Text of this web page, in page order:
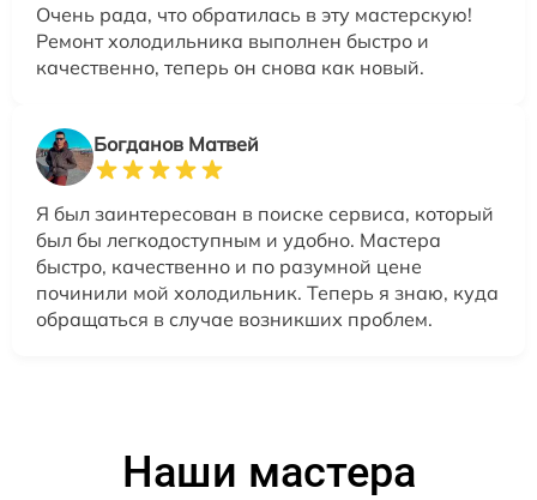
Очень рада, что обратилась в эту мастерскую!
Ремонт холодильника выполнен быстро и
качественно, теперь он снова как новый.
Богданов Матвей
Я был заинтересован в поиске сервиса, который
был бы легкодоступным и удобно. Мастера
быстро, качественно и по разумной цене
починили мой холодильник. Теперь я знаю, куда
обращаться в случае возникших проблем.
Наши мастера